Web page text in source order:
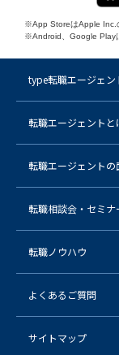
※App StoreはApple Inc.
※Android、Google Play
type転職エージェン
転職エージェントと
転職エージェントの
転職相談会・セミナ
転職ノウハウ
よくあるご質問
サイトマップ